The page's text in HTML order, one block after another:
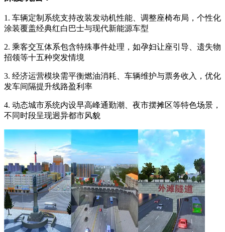
1. 车辆定制系统支持改装发动机性能、调整座椅布局，个性化
涂装覆盖经典红白巴士与现代新能源车型
2. 乘客交互体系包含特殊事件处理，如孕妇让座引导、遗失物
招领等十五种突发情境
3. 经济运营模块需平衡燃油消耗、车辆维护与票务收入，优化
发车间隔提升线路盈利率
4. 动态城市系统内设早高峰通勤潮、夜市摆摊区等特色场景，
不同时段呈现迥异都市风貌